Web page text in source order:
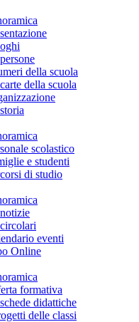
della scuola
della scuola
scolastico
e studenti
di studio
eventi
Online
formativa
didattiche
delle classi